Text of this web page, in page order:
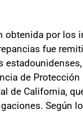
obtenida por los
fue
de Protección
de California,
Según